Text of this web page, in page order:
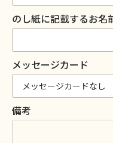
のし紙に記載するお名
メッセージカード
備考